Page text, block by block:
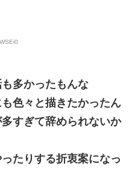
多かったもんな
色々と描きたかったん
すぎて辞められないか
たりする折衷案になっ